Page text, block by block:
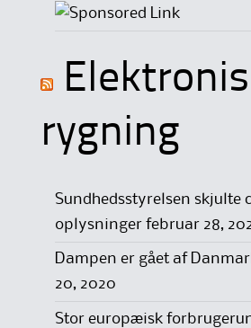
rygning
Sundhedsstyrelsen skjulte
oplysninger februar 28,
Dampen er gået af
20, 2020
Stor europæisk